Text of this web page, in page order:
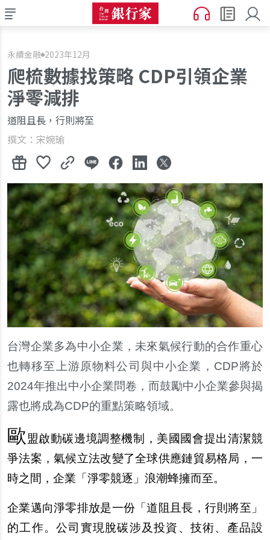
永續金融 2023年12月
爬梳數據找策略 CDP引領企業
淨零減排
道阻且長，行則將至
撰文：宋婉瑜
台灣企業多為中小企業，未來氣候行動的合作重心
也轉移至上游原物料公司與中小企業，CDP將於
2024年推出中小企業問卷，而鼓勵中小企業參與揭
露也將成為CDP的重點策略領域。
歐 盟啟動碳邊境調整機制，美國國會提出清潔競
爭法案，氣候立法改變了全球供應鏈貿易格局，一
時之間，企業「淨零競逐」浪潮蜂擁而至。
企業邁向淨零排放是一份「道阻且長，行則將至」
的工作。公司實現脫碳涉及投資、技術、產品設